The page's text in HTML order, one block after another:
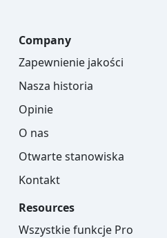
Company
Zapewnienie jakości
Nasza historia
Opinie
O nas
Otwarte stanowiska
Kontakt
Resources
Wszystkie funkcje Pro